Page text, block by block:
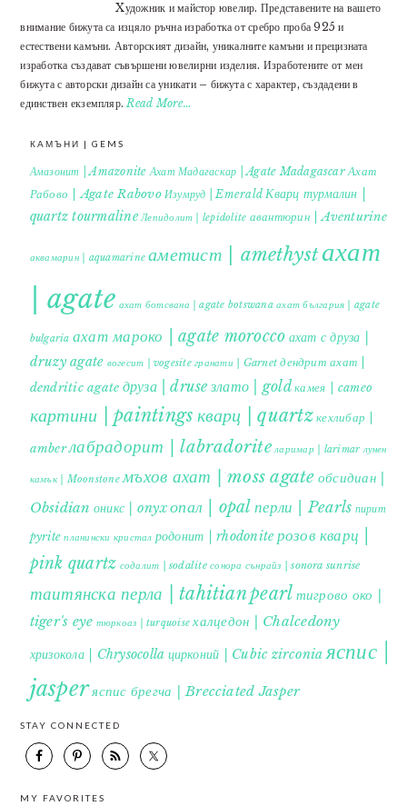
Xудожник и майстор ювелир. Представените на вашето
внимание бижута са изцяло ръчна изработка от сребро проба 925 и
естествени камъни. Авторският дизайн, уникалните камъни и прецизната
изработка създават съвършени ювелирни изделия. Изработените от мен
бижута с авторски дизайн са уникати – бижута с характер, създадени в
единствен екземпляр.Read More…
КАМЪНИ | GEMS
Амазонит | Amazonite Ахат Мадагаскар | Agate Madagascar Ахат
Рабово | Agate Rabovo Изумруд | Emerald Кварц турмалин |
quartz tourmaline Лепидолит | lepidolite авантюрин | Aventurine
аквамарин | aquamarine аметист | amethystахат
| agate ахат ботсвана | agate botswana ахат българия | agate
bulgaria ахат мароко | agate morocco ахат с друза |
druzy agate вогесит | vogesite гранати | Garnet дендрит ахат |
dendritic agate друза | druse злато | gold камея | cameo
картини | paintings кварц | quartzкехлибар |
amberлабрадорит | labradorite ларимар | larimar лунен
камък | Moonstone мъхов ахат | moss agate обсидиан |
Obsidian оникс | onyxопал | opal перли | Pearls пирит |
pyrite планински кристал родонит | rhodonite розов кварц |
pink quartz содалит | sodalite сонора сънрайз | sonora sunrise
таитянска перла | tahitian pearl тигрово око |
tiger's eye тюркоаз | turquoise халцедон | Chalcedony
хризокола | Chrysocolla цирконий | Cubic zirconia яспис |
jasperяспис брегча | Brecciated Jasper
STAY CONNECTED
MY FAVORITES